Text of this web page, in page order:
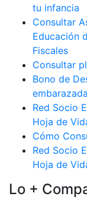
tu infancia
Consultar
Educación
Fiscales
Consultar
Bono de
Red Socio
Hoja de
Cómo
Red Socio
Hoja de
Lo +